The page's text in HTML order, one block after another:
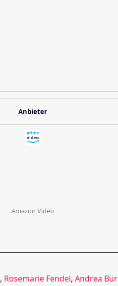
Anbieter
Amazon Video
, Rosemarie Fendel, Andrea